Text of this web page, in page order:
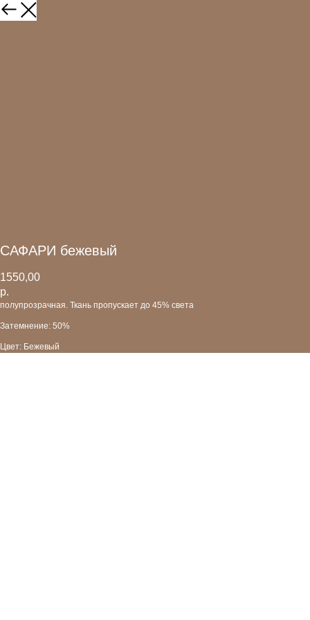
САФАРИ бежевый
1550,00
р.
полупрозрачная. Ткань пропускает до 45% света
Затемнение: 50%
Цвет: Бежевый